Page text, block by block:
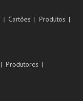
Cartões
Produtos
Produtores